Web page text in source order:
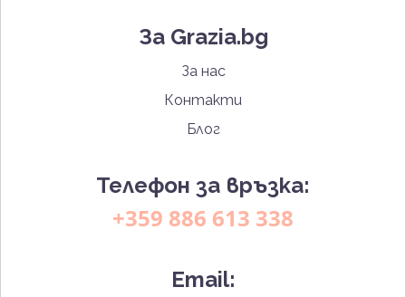
За Grazia.bg
За нас
Контакти
Блог
Телефон за връзка:
+359 886 613 338
Email: